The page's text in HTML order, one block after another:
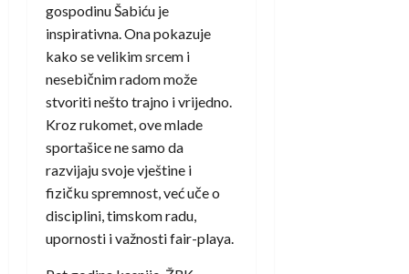
gospodinu Šabiću je
inspirativna. Ona pokazuje
kako se velikim srcem i
nesebičnim radom može
stvoriti nešto trajno i vrijedno.
Kroz rukomet, ove mlade
sportašice ne samo da
razvijaju svoje vještine i
fizičku spremnost, već uče o
disciplini, timskom radu,
upornosti i važnosti fair-playa.